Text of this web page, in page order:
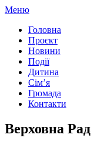
Перейти
вмісту
Меню
Головна
Проєкт
Новини
Події
Дитина
Сім’я
Громада
Контакти
Верховна